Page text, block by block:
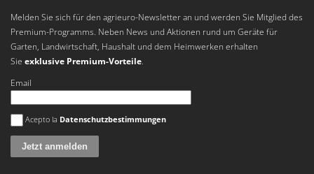
Melden Sie sich für den agrieuro-Newsletter an und werden Sie Mitglied des
Premium-Programms. Neben News und Aktionen rund um Geräte für
Garten, Landwirtschaft, Haushalt und dem Heimwerken erhalten
Sie exklusive Premium-Vorteile.
Email
Es ist ein Fehler aufgetreten
Acepto la Datenschutzbestimmungen